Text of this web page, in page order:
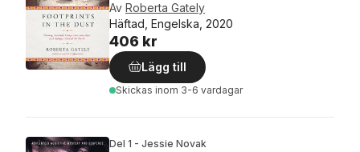
Av Roberta Gately
Häftad, Engelska, 2020
406 kr
Lägg till
Skickas inom 3-6 vardagar
Del 1 - Jessie Novak